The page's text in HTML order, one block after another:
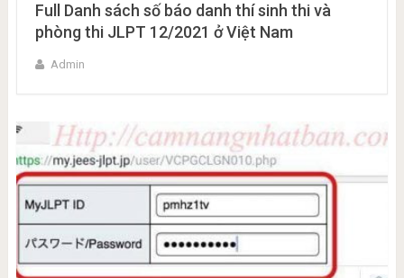
Full Danh sách số báo danh thí sinh thi và
phòng thi JLPT 12/2021 ở Việt Nam
Admin